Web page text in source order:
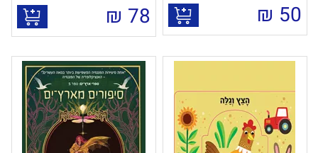
50
₪
78
₪